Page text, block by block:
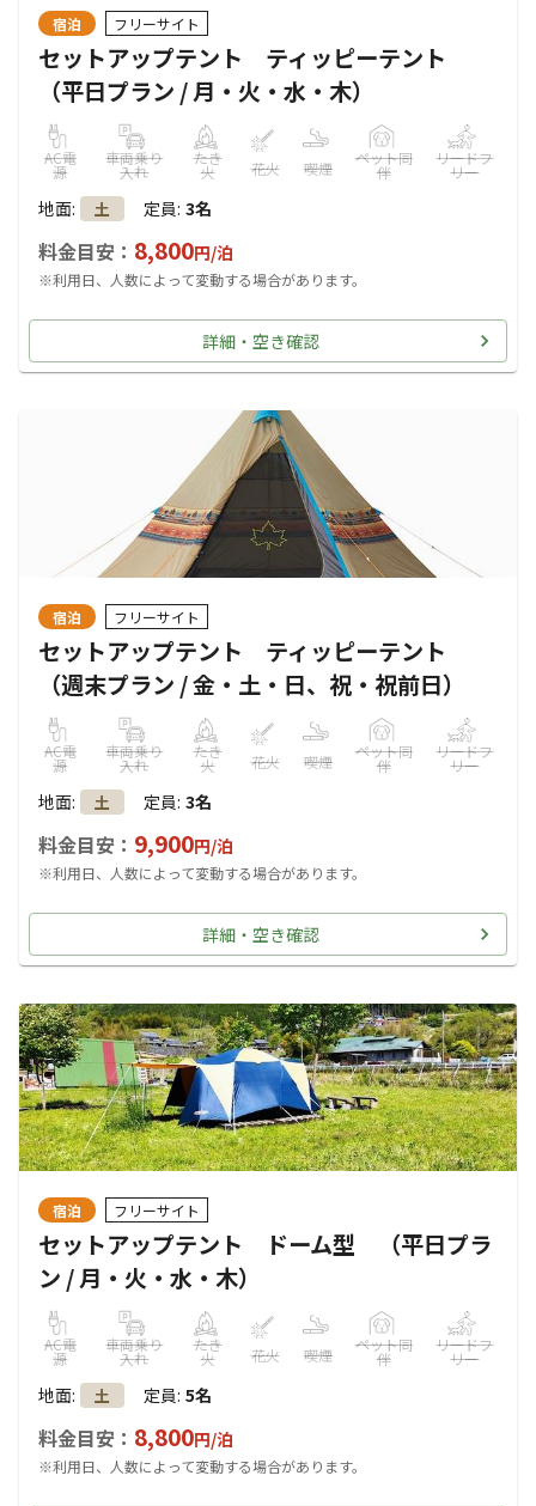
宿泊 フリーサイト
セットアップテント ティッピーテント
（平日プラン / 月・火・水・木）
AC電
源
車両乗り
入れ
たき
火 花火 喫煙
ペット同
伴
リードフ
リー
地面: 土 定員: 3名
料金目安： 8,800円/泊
※利用日、人数によって変動する場合があります。
詳細・空き確認
宿泊 フリーサイト
セットアップテント ティッピーテント
（週末プラン / 金・土・日、祝・祝前日）
AC電
源
車両乗り
入れ
たき
火 花火 喫煙
ペット同
伴
リードフ
リー
地面: 土 定員: 3名
料金目安： 9,900円/泊
※利用日、人数によって変動する場合があります。
詳細・空き確認
宿泊 フリーサイト
セットアップテント ドーム型 （平日プラ
ン / 月・火・水・木）
AC電
源
車両乗り
入れ
たき
火 花火 喫煙
ペット同
伴
リードフ
リー
地面: 土 定員: 5名
料金目安： 8,800円/泊
※利用日、人数によって変動する場合があります。